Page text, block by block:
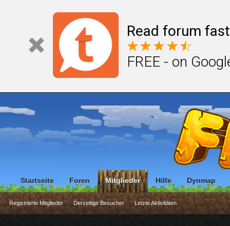
Read forum
FREE - on
Startseite Foren Mitglieder
Registrierte Mitglieder Derzeitige Besucher Letzte Aktivitäten
Hilfe Dynmap